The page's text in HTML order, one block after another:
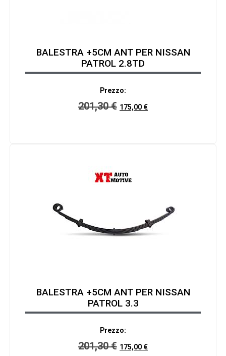
BALESTRA +5CM ANT PER NISSAN
PATROL 2.8TD
Prezzo:
201,30€ 175,00 €
BALESTRA +5CM ANT PER NISSAN
PATROL 3.3
Prezzo:
201,30€ 175,00 €